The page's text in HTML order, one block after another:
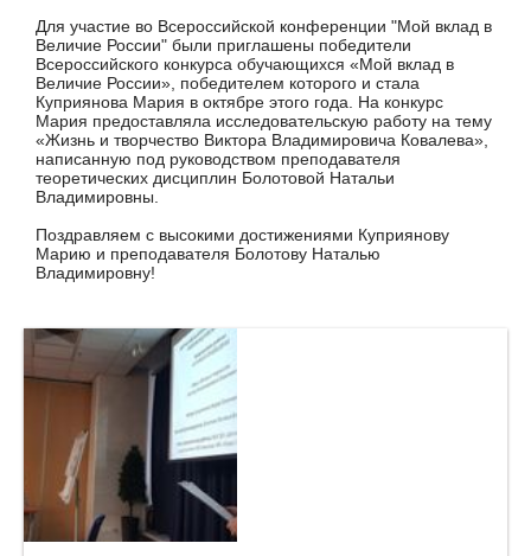
Для участие во Всероссийской конференции "Мой вклад в
Величие России" были приглашены победители
Всероссийского конкурса обучающихся «Мой вклад в
Величие России», победителем которого и стала
Куприянова Мария в октябре этого года. На конкурс
Мария предоставляла исследовательскую работу на тему
«Жизнь и творчество Виктора Владимировича Ковалева»,
написанную под руководством преподавателя
теоретических дисциплин Болотовой Натальи
Владимировны.
Поздравляем с высокими достижениями Куприянову
Марию и преподавателя Болотову Наталью
Владимировну!